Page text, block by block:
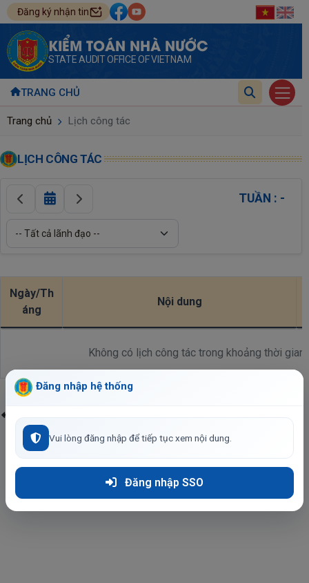
Đăng ký nhận tin
KIỂM TOÁN NHÀ NƯỚC
STATE AUDIT OFFICE OF VIETNAM
TRANG CHỦ
Trang chủ Lịch công tác
LỊCH CÔNG TÁC
TUẦN : -
Ngày/Th
áng
Nội dung
Không có lịch công tác trong khoảng thời gian
Quay lại
Đăng nhập hệ thống
Vui lòng đăng nhập để tiếp tục xem nội dung.
Đăng nhập SSO